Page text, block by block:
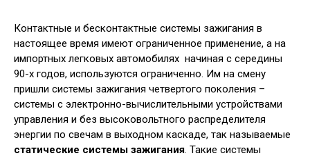
Контактные и бесконтактные системы зажигания в
настоящее время имеют ограниченное применение, а на
импортных легковых автомобилях начиная с середины
90-х годов, используются ограниченно. Им на смену
пришли системы зажигания четвертого поколения –
системы с электронно-вычислительными устройствами
управления и без высоковольтного распределителя
энергии по свечам в выходном каскаде, так называемые
статические системы зажигания. Такие системы